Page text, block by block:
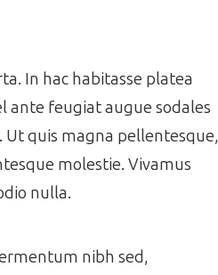
In hac habitasse platea
ante feugiat augue sodales
quis magna pellentesque,
molestie. Vivamus
nulla.
nibh sed,